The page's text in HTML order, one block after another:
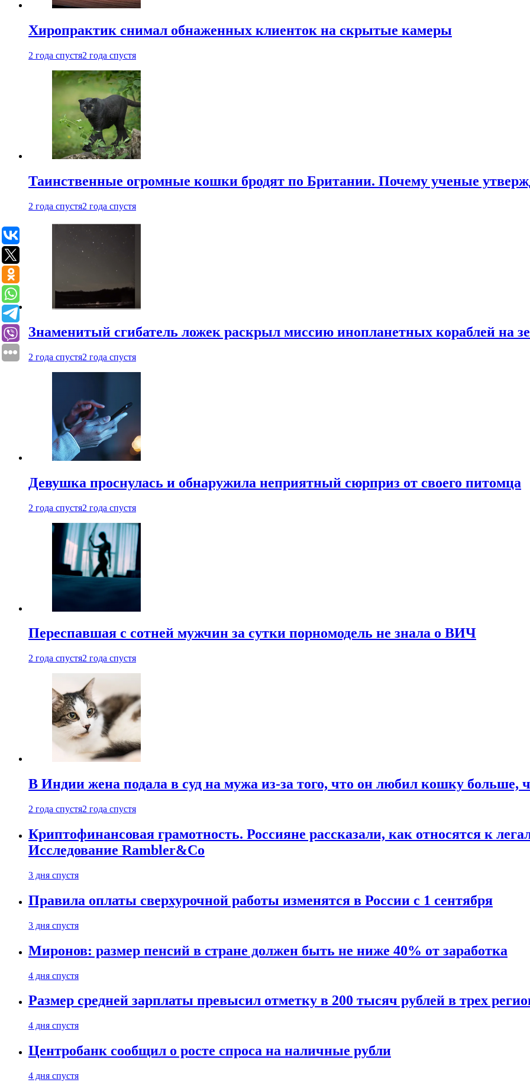
Хиропрактик снимал обнаженных клиенток на скрытые камеры
2 года спустя2 года спустя
Таинственные огромные кошки бродят по Британии. Почему ученые
2 года спустя2 года спустя
Знаменитый сгибатель ложек раскрыл миссию инопланетных кораблей на
2 года спустя2 года спустя
Девушка проснулась и обнаружила неприятный сюрприз от своего питомца
2 года спустя2 года спустя
Переспавшая с сотней мужчин за сутки порномодель не знала о ВИЧ
2 года спустя2 года спустя
В Индии жена подала в суд на мужа из-за того, что он любил кошку больше,
2 года спустя2 года спустя
Криптофинансовая грамотность. Россияне рассказали, как относятся к
Исследование Rambler&Co
3 дня спустя
Правила оплаты сверхурочной работы изменятся в России с 1 сентября
3 дня спустя
Миронов: размер пенсий в стране должен быть не ниже 40% от заработка
4 дня спустя
Размер средней зарплаты превысил отметку в 200 тысяч рублей в трех
4 дня спустя
Центробанк сообщил о росте спроса на наличные рубли
4 дня спустя